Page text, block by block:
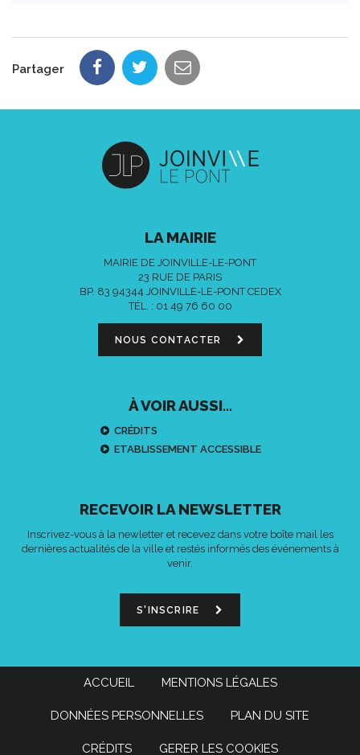
Partager
LA MAIRIE
MAIRIE DE JOINVILLE-LE-PONT
23 RUE DE PARIS
BP. 83 94344 JOINVILLE-LE-PONT CEDEX
TÉL. : 01 49 76 60 00
NOUS CONTACTER
À VOIR AUSSI...
CRÉDITS
ETABLISSEMENT ACCESSIBLE
RECEVOIR LA NEWSLETTER
Inscrivez-vous à la newletter et recevez dans votre boîte mail les
dernières actualités de la ville et restés informés des événements à
venir.
S'INSCRIRE
ACCUEIL MENTIONS LÉGALES
DONNÉES PERSONNELLES PLAN DU SITE
CRÉDITS GERER LES COOKIES